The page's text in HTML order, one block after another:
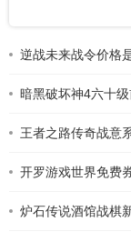
逆战未来战令价格
暗黑破坏神4六十
王者之路传奇战意
开罗游戏世界免费
炉石传说酒馆战棋